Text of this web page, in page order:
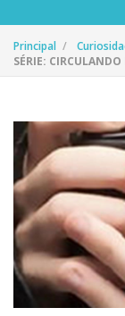
Principal
SÉRIE: